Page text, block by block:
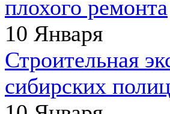
плохого ремонта
10 Января
Строительная
сибирских